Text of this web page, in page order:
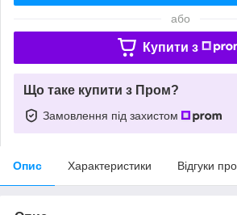
або
Купити з
Що таке купити з Пром?
Замовлення під захистом
Опис Характеристики Відгуки